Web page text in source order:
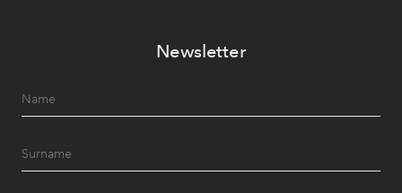
geceye taşıyarak her hafta farklı bir deneyim sunuyor.
Newsletter